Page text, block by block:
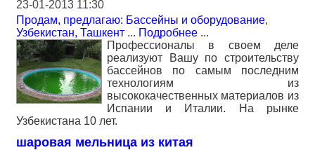
23-01-2013 11:30
Продам, предлагаю: Бассейны и оборудование,
Узбекистан, Ташкент ... Подробнее ...
Профессионалы в своем деле
реализуют Вашу по строительству
бассейнов по самым последним
технологиям из
высококачественных материалов из
Испании и Италии. На рынке
Узбекистана 10 лет.
шаровая мельница из китая